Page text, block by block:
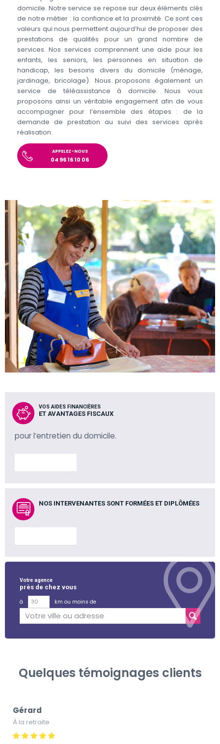
domicile. Notre service se repose sur deux éléments clés
de notre métier : la confiance et la proximité. Ce sont ces
valeurs qui nous permettent aujourd’hui de proposer des
prestations de qualités pour un grand nombre de
services. Nos services comprennent une aide pour les
enfants, les seniors, les personnes en situation de
handicap, les besoins divers du domicile (ménage,
jardinage, bricolage). Nous proposons également un
service de téléassistance à domicile. Nous vous
proposons ainsi un véritable engagement afin de vous
accompagner pour l’ensemble des étapes : de la
demande de prestation au suivi des services après
réalisation.
APPELEZ-NOUS
04 96 16 10 06
VOS AIDES FINANCIÈRES
ET AVANTAGES FISCAUX
pour l’entretien du domicile.
NOS INTERVENANTES SONT FORMÉES ET DIPLÔMÉES
Votre agence
près de chez vous
à
km ou moins de
Quelques témoignages clients
Gérard
À la retraite